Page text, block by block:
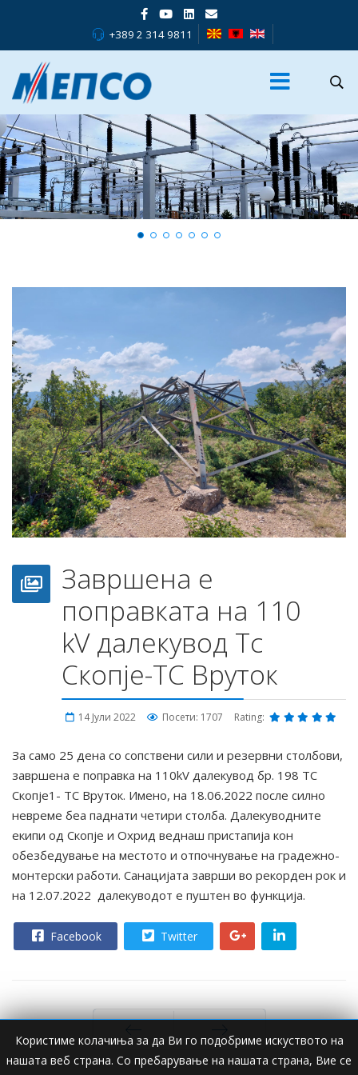
+389 2 314 9811
Користиме колачиња за да Ви го подобриме искуството на
нашата веб страна. Со пребарување на нашата страна, Вие се
Завршена е
поправката на 110
kV далекувод Тс
Скопје-ТС Вруток
14 Јули 2022 Посети: 1707 Rating:
За само 25 дена со сопствени сили и резервни столбови,
завршена е поправка на 110kV далекувод бр. 198 ТС
Скопје1- ТС Вруток. Имено, на 18.06.2022 после силно
невреме беа паднати четири столба. Далекуводните
екипи од Скопје и Охрид веднаш пристапија кон
обезбедување на местото и отпочнување на градежно-
монтерски работи. Санацијата заврши во рекорден рок и
на 12.07.2022 далекуводот е пуштен во функција.
Facebook Twitter
Пред Следно